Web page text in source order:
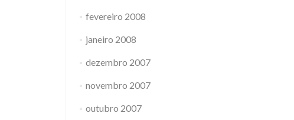
fevereiro 2008
janeiro 2008
dezembro 2007
novembro 2007
outubro 2007